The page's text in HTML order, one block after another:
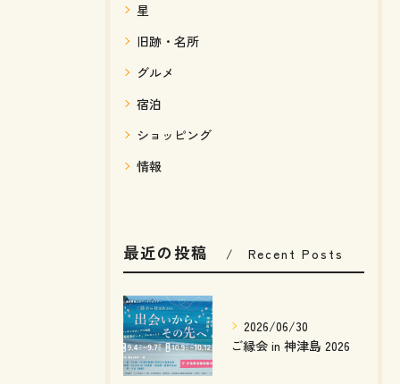
星
旧跡・名所
グルメ
宿泊
ショッピング
情報
最近の投稿 Recent Posts
2026/06/30
ご縁会 in 神津島 2026